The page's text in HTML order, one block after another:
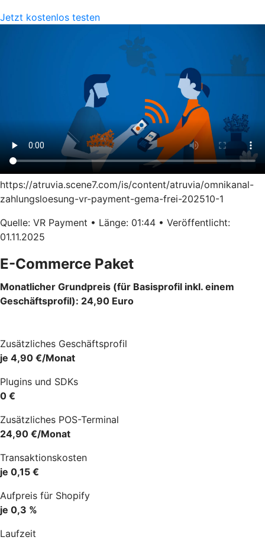
Jetzt kostenlos testen
https://atruvia.scene7.com/is/content/atruvia/omnikanal-
zahlungsloesung-vr-payment-gema-frei-202510-1
Quelle: VR Payment • Länge: 01:44 • Veröffentlicht:
01.11.2025
E-Commerce Paket
Monatlicher Grundpreis (für Basisprofil inkl. einem
Geschäftsprofil): 24,90 Euro
Zusätzliches Geschäftsprofil
je 4,90 €/Monat
Plugins und SDKs
0 €
Zusätzliches POS-Terminal
24,90 €/Monat
Transaktionskosten
je 0,15 €
Aufpreis für Shopify
je 0,3 %
Laufzeit